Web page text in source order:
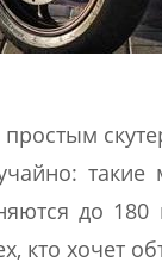
до
кто хочет